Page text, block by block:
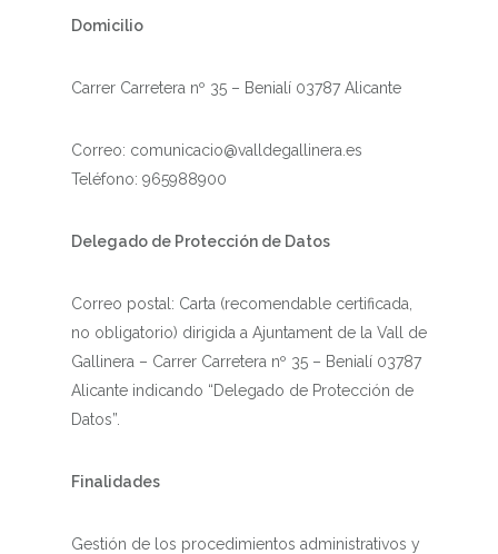
Domicilio
Carrer Carretera nº 35 – Benialí 03787 Alicante
Correo: comunicacio@valldegallinera.es
Teléfono: 965988900
Delegado de Protección de Datos
Correo postal: Carta (recomendable certificada,
no obligatorio) dirigida a Ajuntament de la Vall de
Gallinera – Carrer Carretera nº 35 – Benialí 03787
Alicante indicando “Delegado de Protección de
Datos”.
Finalidades
Gestión de los procedimientos administrativos y